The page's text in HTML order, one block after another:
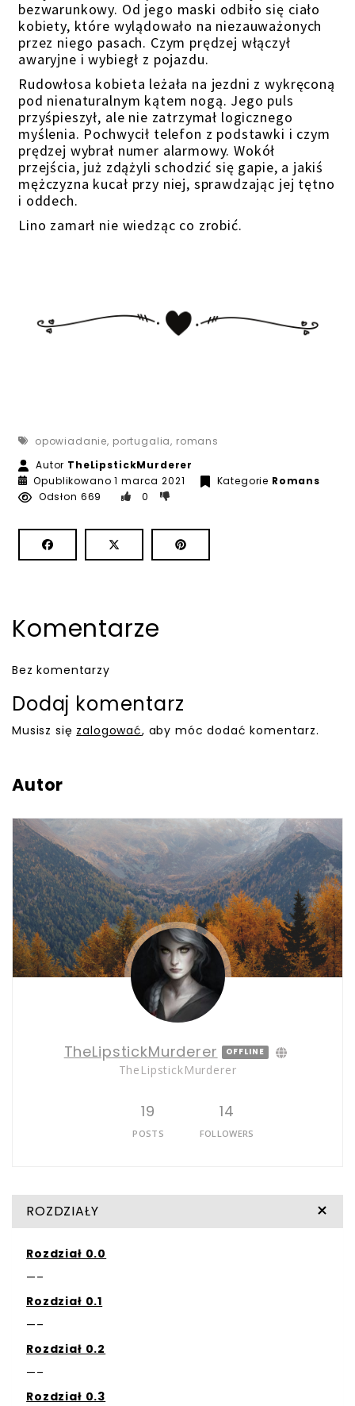
bezwarunkowy. Od jego maski odbiło się ciało
kobiety, które wylądowało na niezauważonych
przez niego pasach. Czym prędzej włączył
awaryjne i wybiegł z pojazdu.
Rudowłosa kobieta leżała na jezdni z wykręconą
pod nienaturalnym kątem nogą. Jego puls
przyśpieszył, ale nie zatrzymał logicznego
myślenia. Pochwycił telefon z podstawki i czym
prędzej wybrał numer alarmowy. Wokół
przejścia, już zdążyli schodzić się gapie, a jakiś
mężczyzna kucał przy niej, sprawdzając jej tętno
i oddech.
Lino zamarł nie wiedząc co zrobić.
opowiadanie, portugalia, romans
Autor TheLipstickMurderer
Opublikowano1 marca 2021 Kategorie Romans
Odsłon 669
0
Komentarze
Bez komentarzy
Dodaj komentarz
Musisz się zalogować, aby móc dodać komentarz.
Autor
TheLipstickMurderer OFFLINE
TheLipstickMurderer
19
POSTS
14
FOLLOWERS
ROZDZIAŁY
Rozdział 0.0
—–
Rozdział 0.1
—–
Rozdział 0.2
—–
Rozdział 0.3